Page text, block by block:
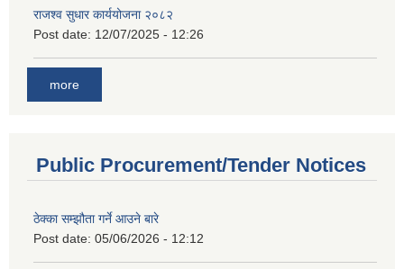
राजश्व सुधार कार्ययोजना २०८२
Post date: 12/07/2025 - 12:26
more
Public Procurement/Tender Notices
ठेक्का सम्झौता गर्ने आउने बारे
Post date: 05/06/2026 - 12:12